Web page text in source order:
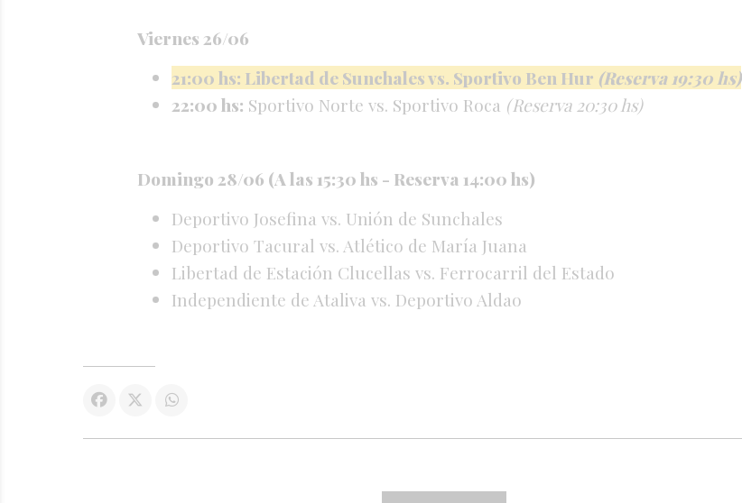
Viernes 26/06
21:00 hs: Libertad de Sunchales vs. Sportivo Ben Hur (Reserva 19:30 hs)
22:00 hs: Sportivo Norte vs. Sportivo Roca (Reserva 20:30 hs)
Domingo 28/06 (A las 15:30 hs - Reserva 14:00 hs)
Deportivo Josefina vs. Unión de Sunchales
Deportivo Tacural vs. Atlético de María Juana
Libertad de Estación Clucellas vs. Ferrocarril del Estado
Independiente de Ataliva vs. Deportivo Aldao